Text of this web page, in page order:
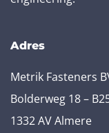
Adres
Metrik Fasteners
Bolderweg 18 –
1332 AV Almere